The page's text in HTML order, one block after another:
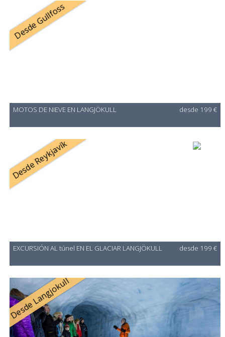
Desde Gullfoss
MOTOS DE NIEVE EN LANGJÖKULL desde 199 €
Desde Reykjavík
EXCURSIÓN AL túnel EN EL GLACIAR LANGJÖKULL desde 199 €
Desde Langjokull